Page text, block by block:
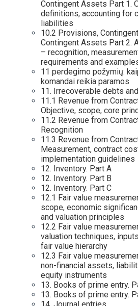
Contingent Assets Part 1.
definitions, accounting for
liabilities
10.2 Provisions,
Contingent Assets Part 2.
– recognition,
requirements and
11 perdegimo požymių:
komandai reikia paramos
11. Irrecoverable debts
11.1 Revenue from
Objective, scope, core
11.2 Revenue from
Recognition
11.3 Revenue from
Measurement, contract
implementation guidelines
12. Inventory. Part A
12. Inventory. Part B
12. Inventory. Part C
12.1 Fair value
scope, economic
and valuation principles
12.2 Fair value
valuation techniques,
fair value hierarchy
12.3 Fair value
non-financial assets,
equity instruments
13. Books of prime entry.
13. Books of prime entry.